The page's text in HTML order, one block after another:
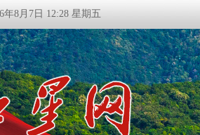
年8月7日 12:28 星期五